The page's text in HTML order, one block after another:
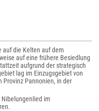
auf die Kelten auf dem
auf eine frühere Besiedlung
aufgrund der strategisch
lag im Einzugsgebiet von
Provinz Pannonien, in der
im